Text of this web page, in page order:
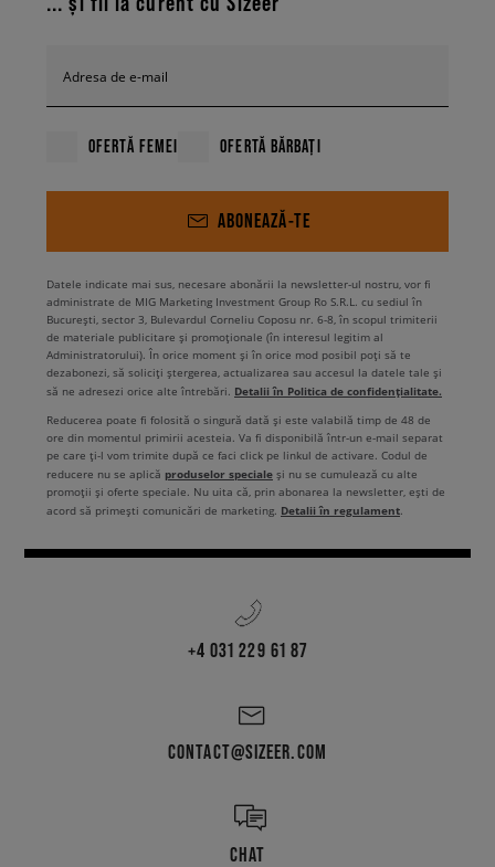
Viziteaza unul dintre showroomurile noastre si probeaza sneakersii Field
acceseaza retelele noastre de socializare!
Adresa de e-mail
OFERTĂ FEMEI OFERTĂ BĂRBAȚI
ABONEAZĂ-TE
Datele indicate mai sus, necesare abonării la newsletter-ul nostru, vor fi
administrate de MIG Marketing Investment Group Ro S.R.L. cu sediul în
București, sector 3, Bulevardul Corneliu Coposu nr. 6-8, în scopul trimiterii
de materiale publicitare și promoționale (în interesul legitim al
Administratorului). În orice moment și în orice mod posibil poți să te
dezabonezi, să soliciți ștergerea, actualizarea sau accesul la datele tale și
să ne adresezi orice alte întrebări. Detalii în Politica de confidențialitate.
Reducerea poate fi folosită o singură dată și este valabilă timp de 48 de
ore din momentul primirii acesteia. Va fi disponibilă într-un e-mail separat
pe care ți-l vom trimite după ce faci click pe linkul de activare. Codul de
reducere nu se aplică produselor speciale și nu se cumulează cu alte
promoții și oferte speciale. Nu uita că, prin abonarea la newsletter, ești de
acord să primești comunicări de marketing. Detalii în regulament
+4 031 229 61 87
CONTACT@SIZEER.COM
CHAT